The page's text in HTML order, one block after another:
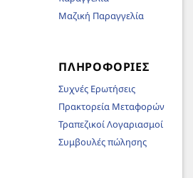
Μαζική Παραγγελία
ΠΛΗΡΟΦΟΡΊΕΣ
Συχνές Ερωτήσεις
Πρακτορεία Μεταφορών
Τραπεζικοί Λογαριασμοί
Συμβουλές πώλησης